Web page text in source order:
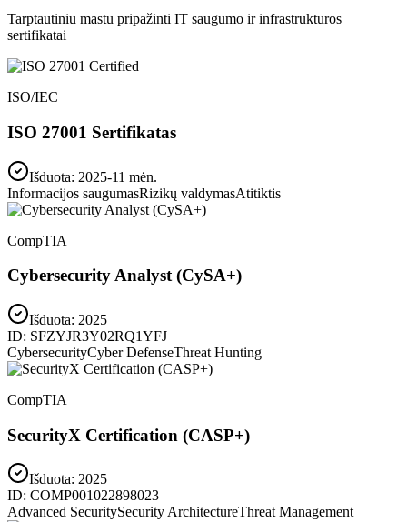
Tarptautiniu mastu pripažinti IT saugumo ir infrastruktūros
sertifikatai
ISO/IEC
ISO 27001 Sertifikatas
Išduota: 2025-11 mėn.
Informacijos saugumasRizikų valdymasAtitiktis
CompTIA
Cybersecurity Analyst (CySA+)
Išduota: 2025
ID: SFZYJR3Y02RQ1YFJ
CybersecurityCyber DefenseThreat Hunting
CompTIA
SecurityX Certification (CASP+)
Išduota: 2025
ID: COMP001022898023
Advanced SecuritySecurity ArchitectureThreat Management